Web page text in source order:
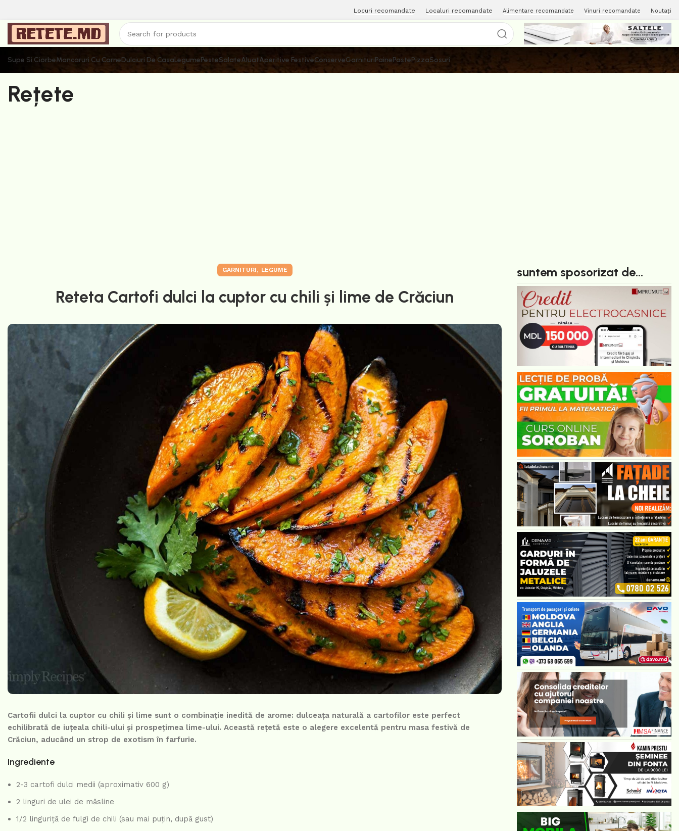
Locuri recomandate Localuri recomandate Alimentare recomandate Vinuri recomandate Noutați
Supe Si CiorbeMancaruri Cu CarneDulciuri De CasaLegumePesteSalateAluatAperitive FestiveConserveGarnituriPainePastePizzaSosuri
Rețete
GARNITURI, LEGUME
Reteta Cartofi dulci la cuptor cu chili și lime de Crăciun
Cartofii dulci la cuptor cu chili și lime sunt o combinație inedită de arome: dulceața naturală a cartofilor este perfect
echilibrată de iuțeala chili-ului și prospețimea lime-ului. Această rețetă este o alegere excelentă pentru masa festivă de
Crăciun, aducând un strop de exotism în farfurie.
Ingrediente
2-3 cartofi dulci medii (aproximativ 600 g)
2 linguri de ulei de măsline
1/2 linguriță de fulgi de chili (sau mai puțin, după gust)
suntem sposorizat de...